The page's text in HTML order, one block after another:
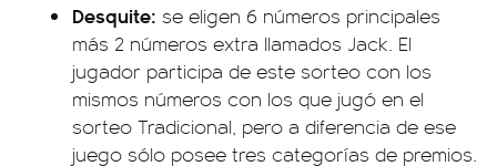
Desquite: se eligen 6 números principales
más 2 números extra llamados Jack. El
jugador participa de este sorteo con los
mismos números con los que jugó en el
sorteo Tradicional, pero a diferencia de ese
juego sólo posee tres categorías de premios.